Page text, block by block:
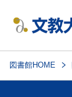
図書館HOME